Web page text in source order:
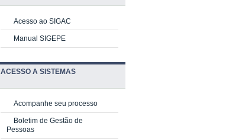
Acesso ao SIGAC
Manual SIGEPE
ACESSO A SISTEMAS
Acompanhe seu processo
Boletim de Gestão de
Pessoas